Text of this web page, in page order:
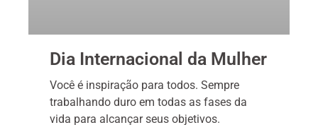
Dia Internacional da Mulher
Você é inspiração para todos. Sempre
trabalhando duro em todas as fases da
vida para alcançar seus objetivos.